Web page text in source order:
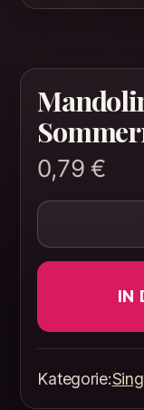
0,79 €
IN
Kategorie: